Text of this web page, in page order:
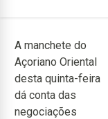
A manchete do
Açoriano Oriental
desta quinta-feira
dá conta das
negociações